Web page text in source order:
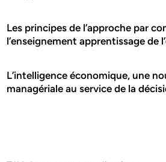
Les principes de l’approche par
l’enseignement apprentissage de
L’intelligence économique, une
managériale au service de la